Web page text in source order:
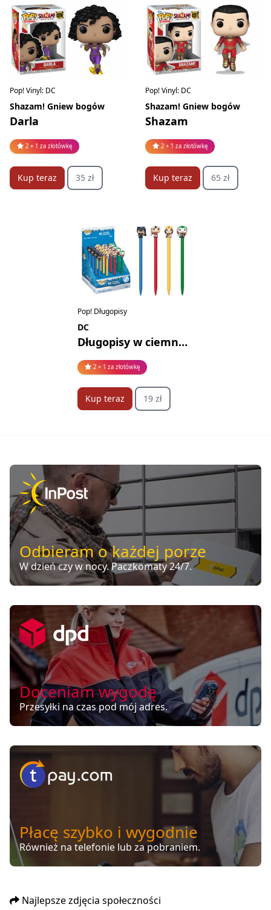
Pop! Vinyl: DC
Shazam! Gniew bogów
Darla
2 + 1 za złotówkę
Kup teraz 35 zł
Pop! Vinyl: DC
Shazam! Gniew bogów
Shazam
2 + 1 za złotówkę
Kup teraz 65 zł
Pop! Długopisy
DC
Długopisy w ciemno 2
2 + 1 za złotówkę
Kup teraz 19 zł
Odbieram o każdej porze
W dzień czy w nocy. Paczkomaty 24/7.
Doceniam wygodę
Przesyłki na czas pod mój adres.
Płacę szybko i wygodnie
Również na telefonie lub za pobraniem.
Najlepsze zdjęcia społeczności